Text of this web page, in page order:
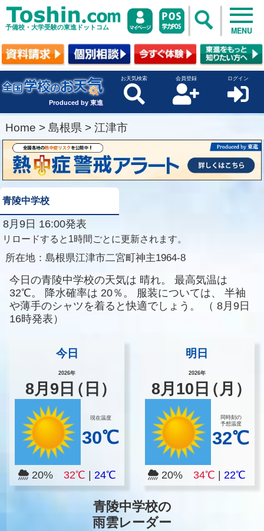
予備校・大学受験の東進ドットコム MENU
Produced by 東進
お天気検索 会員登録 ログイン
Home > 島根県 > 江津市
青陵中学校
8月9日 16:00発表
リロードすると1時間ごとに更新されます。
所在地： 島根県江津市二宮町神主1964-8
今日の青陵中学校の天気は 晴れ。
最高気温は
32℃。
降水確率は 20％。 服装については、
半袖
や薄手のシャツを着ると快適でしょう。
（ 8月9日
16時発表）
今日
2026年
8月 9 日（日）
現在温度
30℃
20% 32℃ 24℃
明日
2026年
8月 10 日（月）
同時刻の
予想温度
32℃
20%34℃ |22℃
青陵中学校の
雨雲レーダー